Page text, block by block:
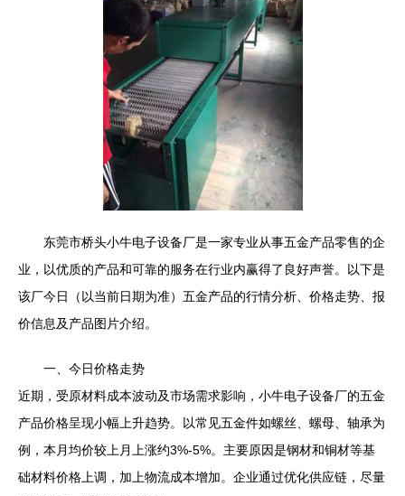
东莞市桥头小牛电子设备厂是一家专业从事五金产品零售的企
业，以优质的产品和可靠的服务在行业内赢得了良好声誉。以下是
该厂今日（以当前日期为准）五金产品的行情分析、价格走势、报
价信息及产品图片介绍。
一、今日价格走势
近期，受原材料成本波动及市场需求影响，小牛电子设备厂的五金
产品价格呈现小幅上升趋势。以常见五金件如螺丝、螺母、轴承为
例，本月均价较上月上涨约3%-5%。主要原因是钢材和铜材等基
础材料价格上调，加上物流成本增加。企业通过优化供应链，尽量